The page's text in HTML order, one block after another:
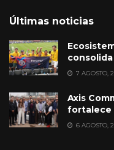
Últimas noticias
7 AGOSTO,
Axis
fortalece
6 AGOSTO,